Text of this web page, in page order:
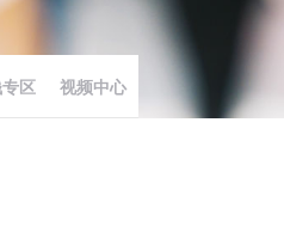
区 视频中心